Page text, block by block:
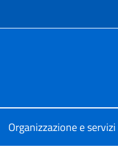
Organizzazione e servizi